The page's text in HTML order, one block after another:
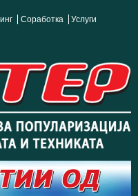
Соработка
Услуги